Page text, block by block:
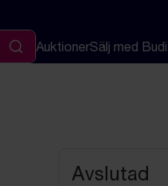
Sök
AuktionerSälj med Budi
Avslutad